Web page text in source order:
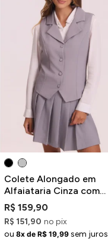
Colete Alongado em
Alfaiataria Cinza com
Recortes
R$ 159,90
R$ 151,90 no pix
ou 8x de R$ 19,99 sem juros